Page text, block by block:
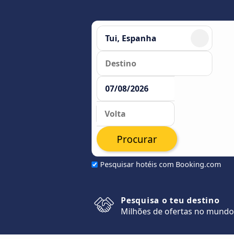
Pesquisar hotéis com Booking.com
Procurar
Pesquisa o teu destino
Milhões de ofertas no mundo